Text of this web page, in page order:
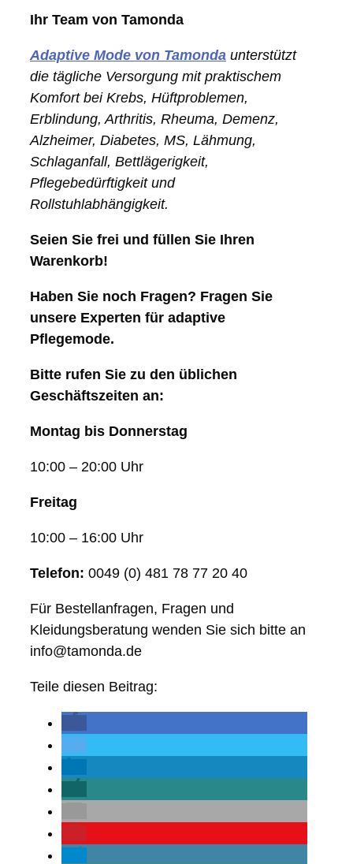
Ihr Team von Tamonda
Adaptive Mode von Tamonda unterstützt
die tägliche Versorgung mit praktischem
Komfort bei Krebs, Hüftproblemen,
Erblindung, Arthritis, Rheuma, Demenz,
Alzheimer, Diabetes, MS, Lähmung,
Schlaganfall, Bettlägerigkeit,
Pflegebedürftigkeit und
Rollstuhlabhängigkeit.
Seien Sie frei und füllen Sie Ihren
Warenkorb!
Haben Sie noch Fragen? Fragen Sie
unsere Experten für adaptive
Pflegemode.
Bitte rufen Sie zu den üblichen
Geschäftszeiten an:
Montag bis Donnerstag
10:00 – 20:00 Uhr
Freitag
10:00 – 16:00 Uhr
Telefon: 0049 (0) 481 78 77 20 40
Für Bestellanfragen, Fragen und
Kleidungsberatung wenden Sie sich bitte an
info@tamonda.de
Teile diesen Beitrag: